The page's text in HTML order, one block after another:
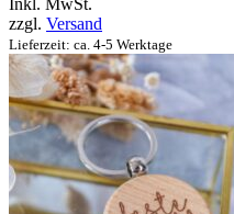
zzgl. Versand
Lieferzeit: ca. 4-5 Werktage